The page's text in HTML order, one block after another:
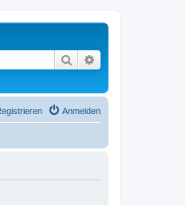
Suche
Anmelden